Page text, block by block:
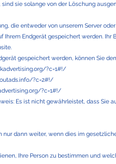
sie solange von der Löschung
die entweder von unserem Server
Endgerät gespeichert werden. Ihr
gespeichert werden, können Sie
?c=1#!/
?c=2#!/
?c=1#!/
Es ist nicht gewährleistet, dass Sie
dann weiter, wenn dies im
Ihre Person zu bestimmen und